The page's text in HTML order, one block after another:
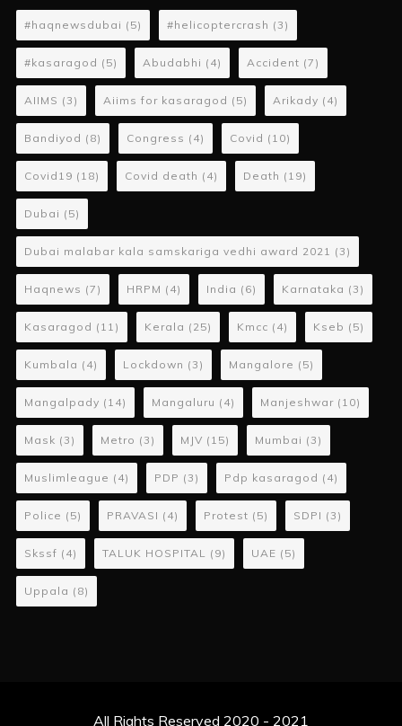
#haqnewsdubai (5) #helicoptercrash (3)
#kasaragod (5) Abudabhi (4) Accident (7)
AIIMS (3) Aiims for kasaragod (5) Arikady (4)
Bandiyod (8) Congress (4) Covid (10)
Covid19 (18) Covid death (4) Death (19)
Dubai (5)
Dubai malabar kala samskariga vedhi award 2021 (3)
Haqnews (7) HRPM (4) India (6) Karnataka (3)
Kasaragod (11) Kerala (25) Kmcc (4) Kseb (5)
Kumbala (4) Lockdown (3) Mangalore (5)
Mangalpady (14) Mangaluru (4) Manjeshwar (10)
Mask (3) Metro (3) MJV (15) Mumbai (3)
Muslimleague (4) PDP (3) Pdp kasaragod (4)
Police (5) PRAVASI (4) Protest (5) SDPI (3)
Skssf (4) TALUK HOSPITAL (9) UAE (5)
Uppala (8)
All Rights Reserved 2020 - 2021